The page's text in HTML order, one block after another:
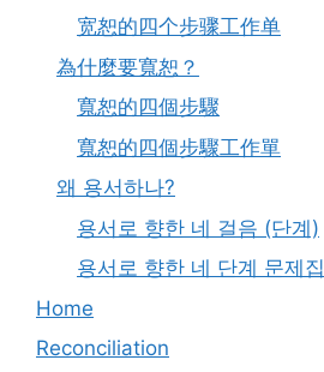
宽恕的四个步骤工作单
為什麼要寬恕？
寬恕的四個步驟
寬恕的四個步驟工作單
왜 용서하나?
용서로 향한 네 걸음 (단계)
용서로 향한 네 단계 문제집
Home
Reconciliation